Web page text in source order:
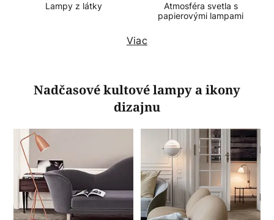
Lampy z látky
Atmosféra svetla s
papierovými lampami
Viac
Nadčasové kultové lampy a ikony
dizajnu